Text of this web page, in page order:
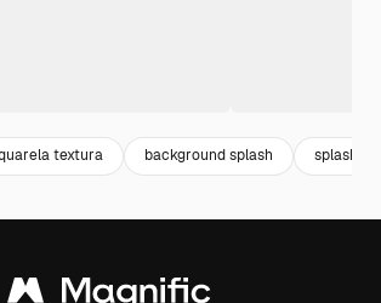
textura background splash splash